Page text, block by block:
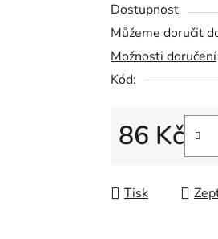
5
hvězdiček.
Dostupnost
Můžeme doručit
Možnosti doručení
Kód:
86 Kč
Měrná cena:
Tisk